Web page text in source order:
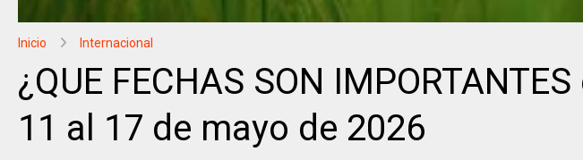
Inicio Internacional
¿QUE FECHAS SON
11 al 17 de mayo de 2026